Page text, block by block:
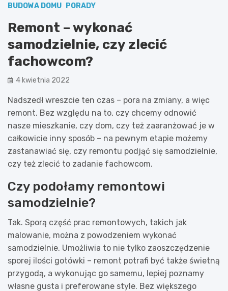
BUDOWA DOMU PORADY
Remont – wykonać
samodzielnie, czy zlecić
fachowcom?
4 kwietnia 2022
Nadszedł wreszcie ten czas – pora na zmiany, a więc
remont. Bez względu na to, czy chcemy odnowić
nasze mieszkanie, czy dom, czy też zaaranżować je w
całkowicie inny sposób – na pewnym etapie możemy
zastanawiać się, czy remontu podjąć się samodzielnie,
czy też zlecić to zadanie fachowcom.
Czy podołamy remontowi
samodzielnie?
Tak. Sporą część prac remontowych, takich jak
malowanie, można z powodzeniem wykonać
samodzielnie. Umożliwia to nie tylko zaoszczędzenie
sporej ilości gotówki – remont potrafi być także świetną
przygodą, a wykonując go samemu, lepiej poznamy
własne gusta i preferowane style. Bez większego